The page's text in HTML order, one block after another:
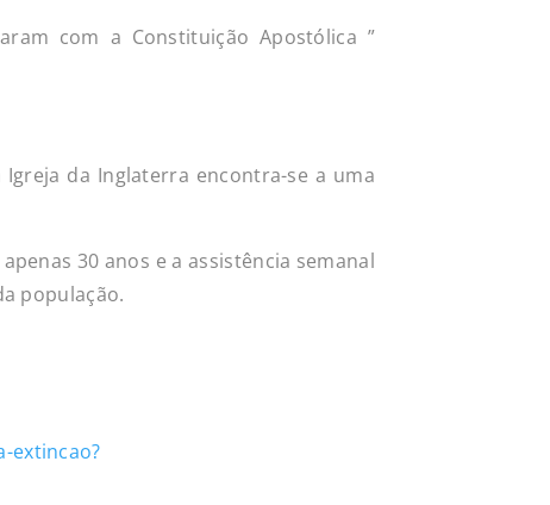
com a Constituição Apostólica ”
da Inglaterra encontra-se a uma
30 anos e a assistência semanal
população.
extincao?